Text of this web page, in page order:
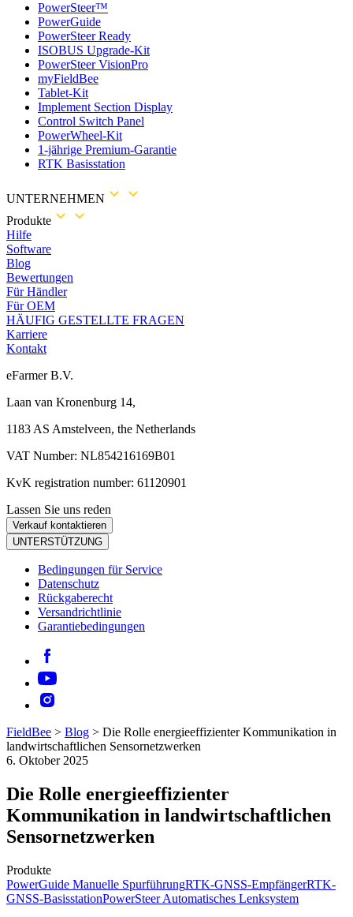
PowerSteer™
PowerGuide
PowerSteer Ready
ISOBUS Upgrade-Kit
PowerSteer VisionPro
myFieldBee
Tablet-Kit
Implement Section Display
Control Switch Panel
PowerWheel-Kit
1-jährige Premium-Garantie
RTK Basisstation
UNTERNEHMEN
Produkte
Hilfe
Software
Blog
Bewertungen
Für Händler
Für OEM
HÄUFIG GESTELLTE FRAGEN
Karriere
Kontakt
eFarmer B.V.
Laan van Kronenburg 14,
1183 AS Amstelveen, the Netherlands
VAT Number: NL854216169B01
KvK registration number: 61120901
Lassen Sie uns reden
Verkauf kontaktieren
UNTERSTÜTZUNG
Bedingungen für Service
Datenschutz
Rückgaberecht
Versandrichtlinie
Garantiebedingungen
FieldBee > Blog > Die Rolle energieeffizienter Kommunikation in
landwirtschaftlichen Sensornetzwerken
6. Oktober 2025
Die Rolle energieeffizienter
Kommunikation in landwirtschaftlichen
Sensornetzwerken
Produkte
PowerGuide Manuelle SpurführungRTK-GNSS-EmpfängerRTK-
GNSS-BasisstationPowerSteer Automatisches Lenksystem